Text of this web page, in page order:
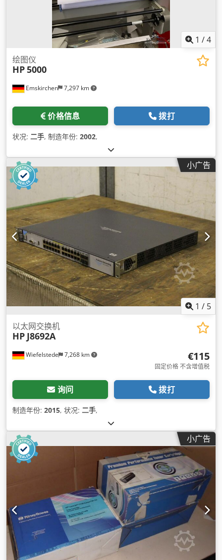
1 /4
Emskirchen 7,297 km
绘图仪
HP5000
价格信息 拨打
状况: 二手, 制造年份: 2002,
小广告
1 / 5
Wiefelstede 7,268 km
以太网交换机
HP J8692A
€115
固定价格 不含增值税
询问 拨打
制造年份: 2015, 状况: 二手,
小广告